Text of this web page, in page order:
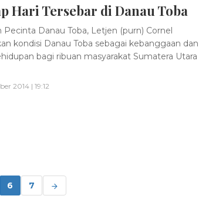
Hari Tersebar di Danau Toba
Pecinta Danau Toba, Letjen (purn) Cornel
kondisi Danau Toba sebagai kebanggaan dan
bagi ribuan masyarakat Sumatera Utara
2014 | 19:12
6 7